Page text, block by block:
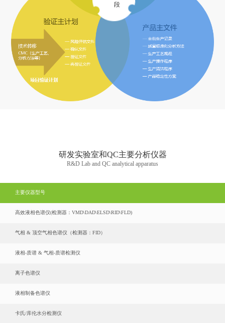
段
研发实验室和QC主要分析仪器
R&D Lab and QC analytical apparatus
主要仪器型号
高效液相色谱仪(检测器：VMD\DAD\ELSD\RID\FLD)
气相 & 顶空气相色谱仪（检测器：FID）
液相-质谱 & 气相-质谱检测仪
离子色谱仪
液相制备色谱仪
卡氏/库伦水分检测仪